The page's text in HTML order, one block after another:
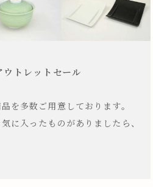
ウトレットセール
を多数ご用意しております。
に入ったものがありましたら、